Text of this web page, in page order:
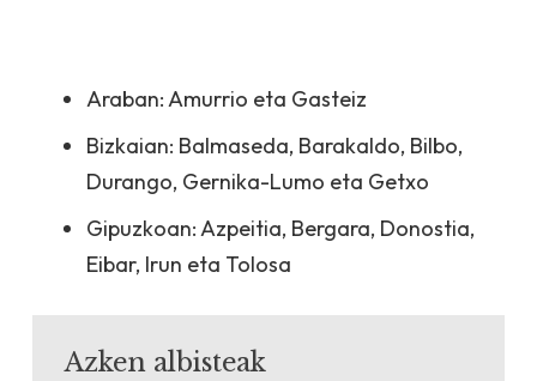
Araban: Amurrio eta Gasteiz
Bizkaian: Balmaseda, Barakaldo, Bilbo,
Durango, Gernika-Lumo eta Getxo
Gipuzkoan: Azpeitia, Bergara, Donostia,
Eibar, Irun eta Tolosa
Azken albisteak